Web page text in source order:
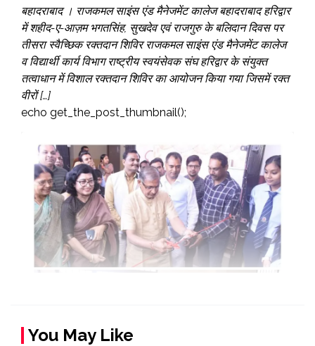
बहादराबाद । राजकमल साइंस एंड मैनेजमेंट कालेज बहादराबाद हरिद्वार
में शहीद-ए-आज़म भगतसिंह, सुखदेव एवं राजगुरु के बलिदान दिवस पर
तीसरा स्वैच्छिक रक्तदान शिविर राजकमल साइंस एंड मैनेजमेंट कालेज
व विद्यार्थी कार्य विभाग राष्ट्रीय स्वयंसेवक संघ हरिद्वार के संयुक्त
तत्वाधान में विशाल रक्तदान शिविर का आयोजन किया गया जिसमें रक्त
वीरों […]
echo get_the_post_thumbnail();
You May Like